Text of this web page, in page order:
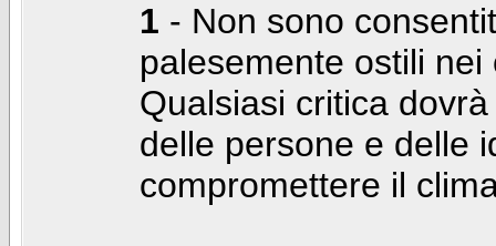
1 - Non sono
palesemente ostili
Qualsiasi critica
delle persone e delle
compromettere il